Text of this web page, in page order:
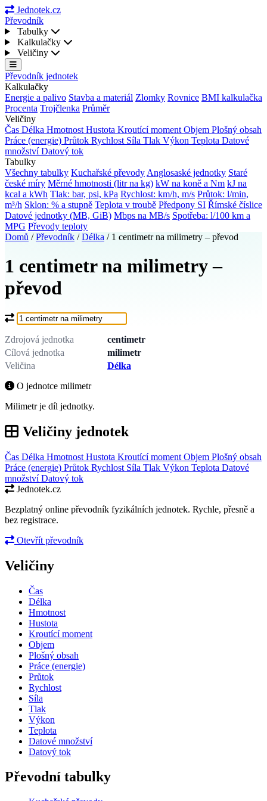
Jednotek.cz
Převodník
Tabulky
Kalkulačky
Veličiny
Převodník jednotek
Kalkulačky
Energie a palivo Stavba a materiál Zlomky Rovnice BMI kalkulačka
Procenta Trojčlenka Průměr
Veličiny
Čas Délka Hmotnost Hustota Kroutící moment Objem Plošný obsah
Práce (energie) Průtok Rychlost Síla Tlak Výkon Teplota Datové
množstvíDatový tok
Tabulky
Všechny tabulky Kuchařské převody Anglosaské jednotky Staré
české míry Měrné hmotnosti (litr na kg) kW na koně a Nm kJ na
kcal a kWh Tlak: bar, psi, kPa Rychlost: km/h, m/s Průtok: l/min,
m³/h Sklon: % a stupně Teplota v troubě Předpony SI Římské číslice
Datové jednotky (MB, GiB) Mbps na MB/s Spotřeba: l/100 km a
MPG Převody teploty
Domů / Převodník / Délka / 1 centimetr na milimetry – převod
1 centimetr na milimetry –
převod
Co chcete převést?
Zdrojová jednotka
centimetr
Cílová jednotka
milimetr
Veličina
Délka
O jednotce milimetr
Milimetr je díl jednotky.
Veličiny jednotek
Čas Délka Hmotnost Hustota Kroutící moment Objem Plošný obsah
Práce (energie) Průtok Rychlost Síla Tlak Výkon Teplota Datové
množstvíDatový tok
Jednotek.cz
Bezplatný online převodník fyzikálních jednotek. Rychle, přesně a
bez registrace.
Otevřít převodník
Veličiny
Čas
Délka
Hmotnost
Hustota
Kroutící moment
Objem
Plošný obsah
Práce (energie)
Průtok
Rychlost
Síla
Tlak
Výkon
Teplota
Datové množství
Datový tok
Převodní tabulky